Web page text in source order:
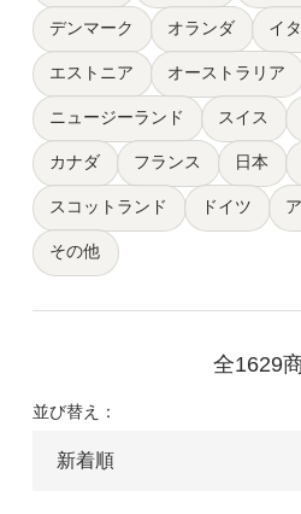
デンマーク オランダ イ
エストニア オーストラリア
ニュージーランド スイス
カナダ フランス 日本
スコットランド ドイツ
その他
全1629
並び替え：